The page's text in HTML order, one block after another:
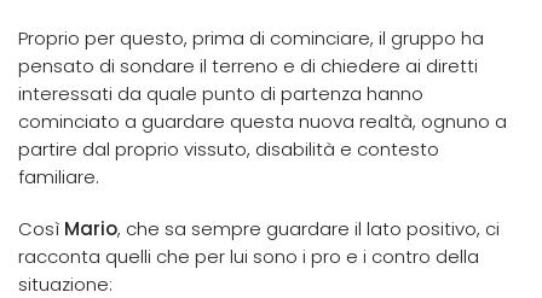
Proprio per questo, prima di cominciare, il gruppo ha
pensato di sondare il terreno e di chiedere ai diretti
interessati da quale punto di partenza hanno
cominciato a guardare questa nuova realtà, ognuno a
partire dal proprio vissuto, disabilità e contesto
familiare.
Così Mario, che sa sempre guardare il lato positivo, ci
racconta quelli che per lui sono i pro e i contro della
situazione: